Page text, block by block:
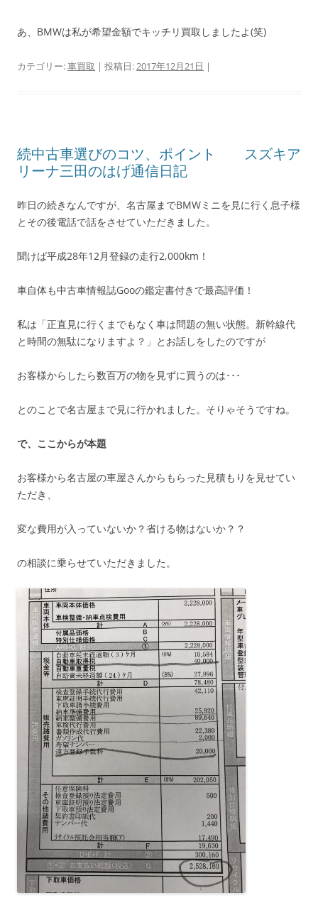
あ、BMWは私が希望金額でキッチリ買取しましたよ(笑)
カテゴリー:車買取 | 投稿日:2017年12月21日 |
続中古車選びのコツ、ポイント スズキア
リーナ三田のはげ通信日記
昨日の続きなんですが、名古屋までBMWミニを見に行く息子様
とその後電話で話をさせていただきました。
聞けば平成28年12月登録の走行2,000km！
車自体も中古車情報誌Gooの鑑定書付きで最高評価！
私は「正直見に行くまでもなく車は問題の無い状態。新幹線代
と時間の無駄になりますよ？」とお話しをしたのですが
お客様からしたら数百万の物を見ずに買うのは･･･
とのことで名古屋まで見に行かれました。そりゃそうですね。
で、ここからが本題
お客様から名古屋の車屋さんからもらった見積もりを見せてい
ただき、
変な費用が入っていないか？省ける物はないか？？
の相談に乗らせていただきました。